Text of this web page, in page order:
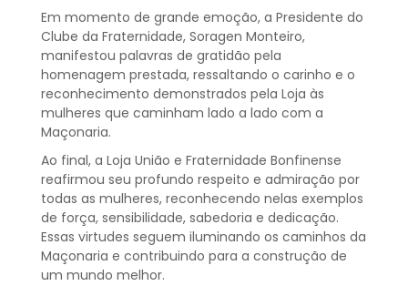
Em momento de grande emoção, a Presidente do
Clube da Fraternidade, Soragen Monteiro,
manifestou palavras de gratidão pela
homenagem prestada, ressaltando o carinho e o
reconhecimento demonstrados pela Loja às
mulheres que caminham lado a lado com a
Maçonaria.
Ao final, a Loja União e Fraternidade Bonfinense
reafirmou seu profundo respeito e admiração por
todas as mulheres, reconhecendo nelas exemplos
de força, sensibilidade, sabedoria e dedicação.
Essas virtudes seguem iluminando os caminhos da
Maçonaria e contribuindo para a construção de
um mundo melhor.